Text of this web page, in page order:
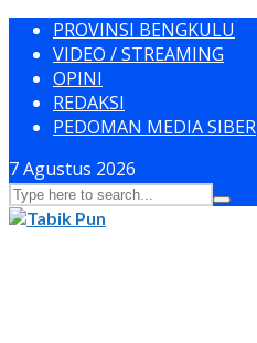
PROVINSI BENGKULU
VIDEO / STREAMING
OPINI
REDAKSI
PEDOMAN MEDIA SIBER
7 Agustus 2026